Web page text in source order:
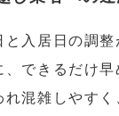
と入居日の調
、できるだけ
れ混雑しやす